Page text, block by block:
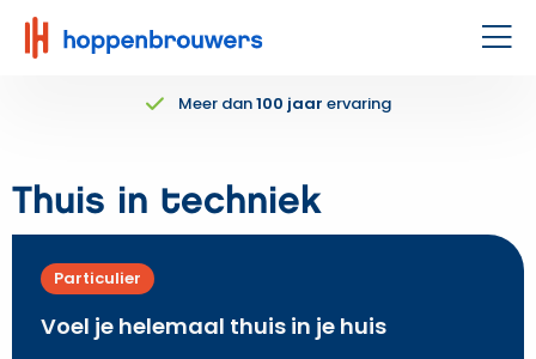
Hoppenbrouwers
|
Meer dan100 jaar ervaring
Thuis in techniek
Particulier
Voel je helemaal thuis in je huis